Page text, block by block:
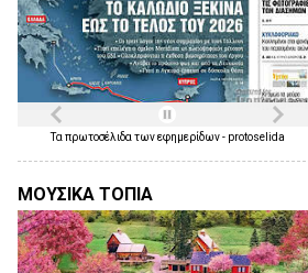
Τα πρωτοσέλιδα τωνεφημερίδων- protoselida
ΜΟΥΣΙΚΑ ΤΟΠΙΑ